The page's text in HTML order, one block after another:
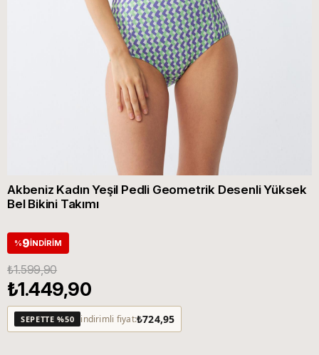
Akbeniz Kadın Yeşil Pedli Geometrik Desenli Yüksek
Bel Bikini Takımı
%9İNDIRIM
₺1.599,90
₺1.449,90
SEPETTE %50 indirimli fiyat:₺724,95